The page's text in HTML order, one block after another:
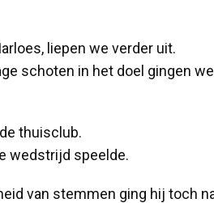
liepen we verder uit.
schoten in het doel gingen
thuisclub.
wedstrijd speelde.
van stemmen ging hij toch